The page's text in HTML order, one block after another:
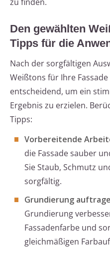
Den gewählten
Tipps für die
Nach der sorgfältigen
Weißtons für Ihre
entscheidend, um ein
Ergebnis zu erzielen.
Tipps:
Vorbereitende
die Fassade sauber
Sie Staub, Schmutz
sorgfältig.
Grundierung
Grundierung
Fassadenfarbe und
gleichmäßigen